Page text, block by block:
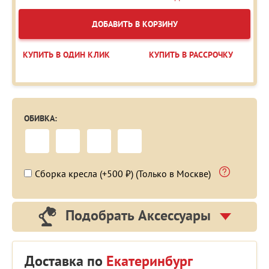
ДОБАВИТЬ В КОРЗИНУ
КУПИТЬ В ОДИН КЛИК КУПИТЬ В РАССРОЧКУ
ОБИВКА:
Сборка кресла (+500 ₽) (Только в Москве)
Подобрать Аксессуары
Доставка по Екатеринбург